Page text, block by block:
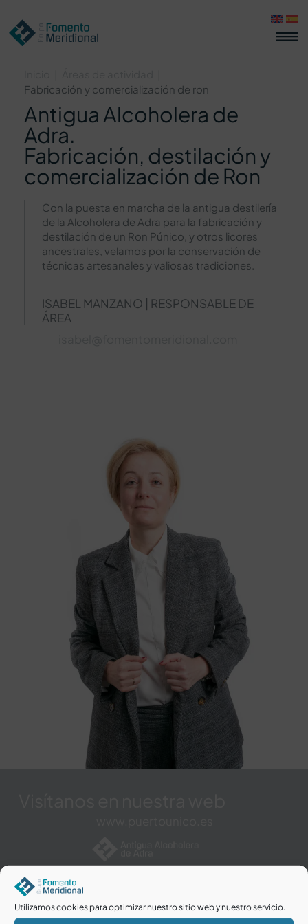
Utilizamos cookies para optimizar nuestro sitio web y nuestro servicio.
Fabricación y comercialización de ron
Antigua Alcoholera de
Adra.
Fabricación, destilación y
comercialización de Ron
Con la puesta en marcha de la antigua destilería
de la Alcoholera de Adra para la fabricación y
destilación de un Ron Púnico, y otros licores
ancestrales, velamos por la conservación de
técnicas artesanales y valiosas tradiciones.
ISABEL MANZANO | RESPONSABLE DE
ÁREA